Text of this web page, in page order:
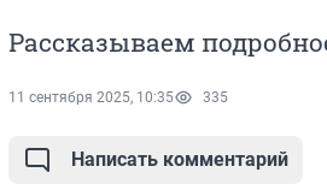
Рассказываем
11 сентября 2025, 10:35 335
Написать комментарий